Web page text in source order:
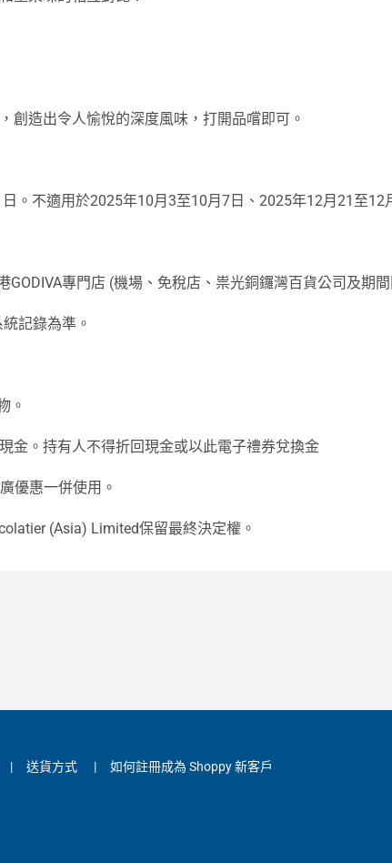
創造出令人愉悅的深度風味，打開品嚐即可。
。不適用於2025年10月3至10月7日、2025年12月21至12
GODIVA專門店 (機場、免稅店、祟光銅鑼灣百貨公司及期
記錄為準。
。
金。持有人不得折回現金或以此電子禮券兌換金
優惠一併使用。
(Asia) Limited保留最終決定權。
| 送貨方式 |
如何註冊成為 Shoppy 新客戶